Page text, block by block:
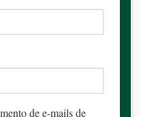
de e-mails de